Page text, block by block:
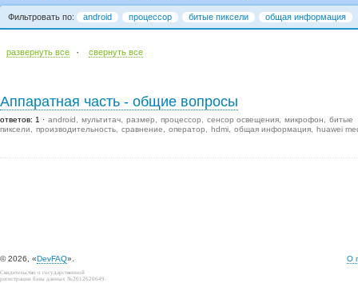
Фильтровать по: android процессор битые пиксели общая информация
развернуть все · cвернуть все
Аппаратная часть - общие вопросы
ответов: 1 android мультитач размер процессор сенсор освещения микрофон
битые
пиксели
производительность сравнение оператор hdmi общая информация huawei
© 2026, «DevFAQ». О
Свидетельство о государственной
регистрации базы данных №2012620649.